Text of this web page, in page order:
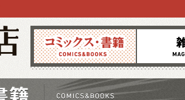
コミックス 雑誌